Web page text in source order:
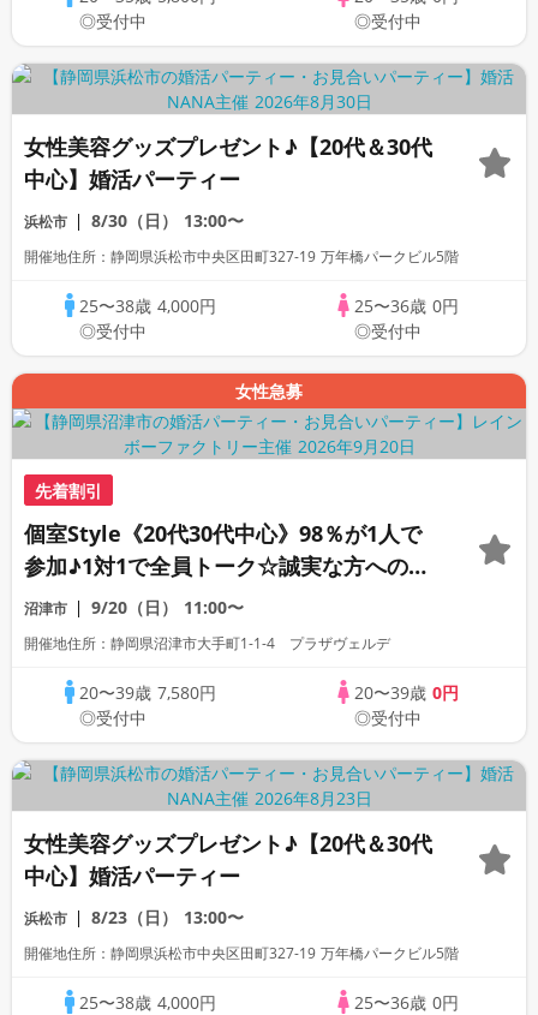
◎受付中
◎受付中
女性美容グッズプレゼント♪【20代＆30代
中心】婚活パーティー
浜松市 8/30（日） 13:00〜
開催地住所：静岡県浜松市中央区田町327-19 万年橋パークビル5階
25〜38歳 4,000円
◎受付中
25〜36歳 0円
◎受付中
女性急募
先着割引
個室Style《20代30代中心》98％が1人で
参加♪1対1で全員トーク☆誠実な方への婚
活パーティー
沼津市 9/20（日） 11:00〜
開催地住所：静岡県沼津市大手町1-1-4 プラザヴェルデ
20〜39歳 7,580円
◎受付中
20〜39歳 0円
◎受付中
女性美容グッズプレゼント♪【20代＆30代
中心】婚活パーティー
浜松市 8/23（日） 13:00〜
開催地住所：静岡県浜松市中央区田町327-19 万年橋パークビル5階
25〜38歳 4,000円
25〜36歳 0円